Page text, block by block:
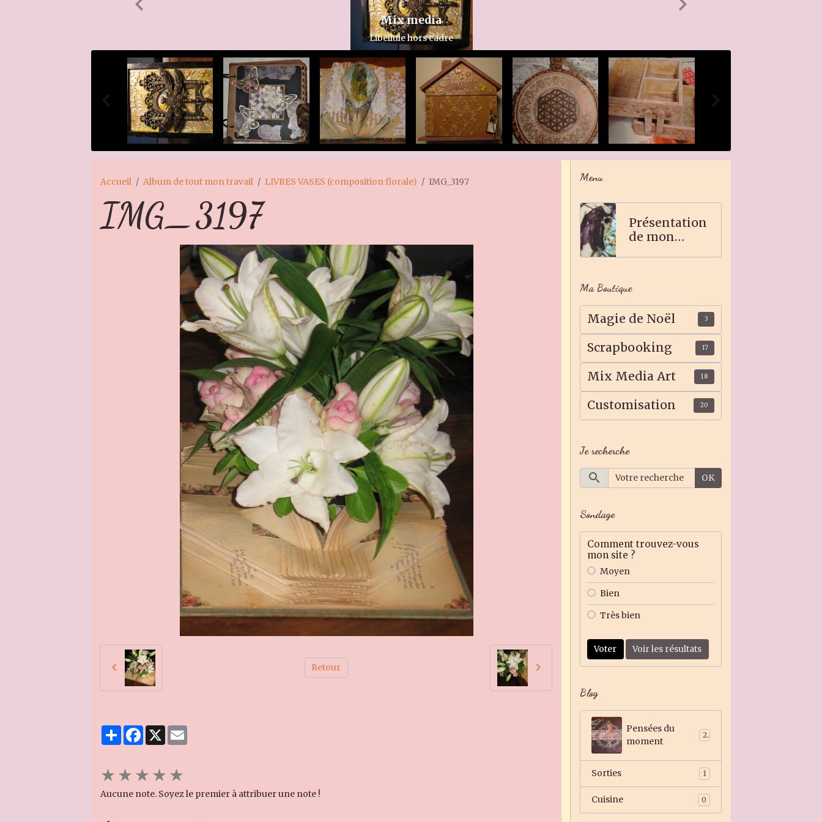
Mix media
Libellule hors cadre
Accueil Album de tout mon travail LIVRES VASES (composition florale) IMG_3197
IMG_3197
Retour
PartagerFacebook
X
★★★★★
Aucune note. Soyez le premier à attribuer une note !
Menu
Présentation
de mon
Ma Boutique
Magie de Noël 3
Scrapbooking 17
Mix Media Art 18
Customisation 20
Je recherche
OK
Sondage
Comment trouvez-vous
mon site ?
Moyen
Bien
Très bien
Voter Voir les résultats
Blog
Pensées du
moment
2
Sorties 1
Cuisine 0